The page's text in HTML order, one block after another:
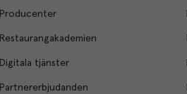
Producenter
Restaurangakademien
Digitala tjänster
Partnererbjudanden